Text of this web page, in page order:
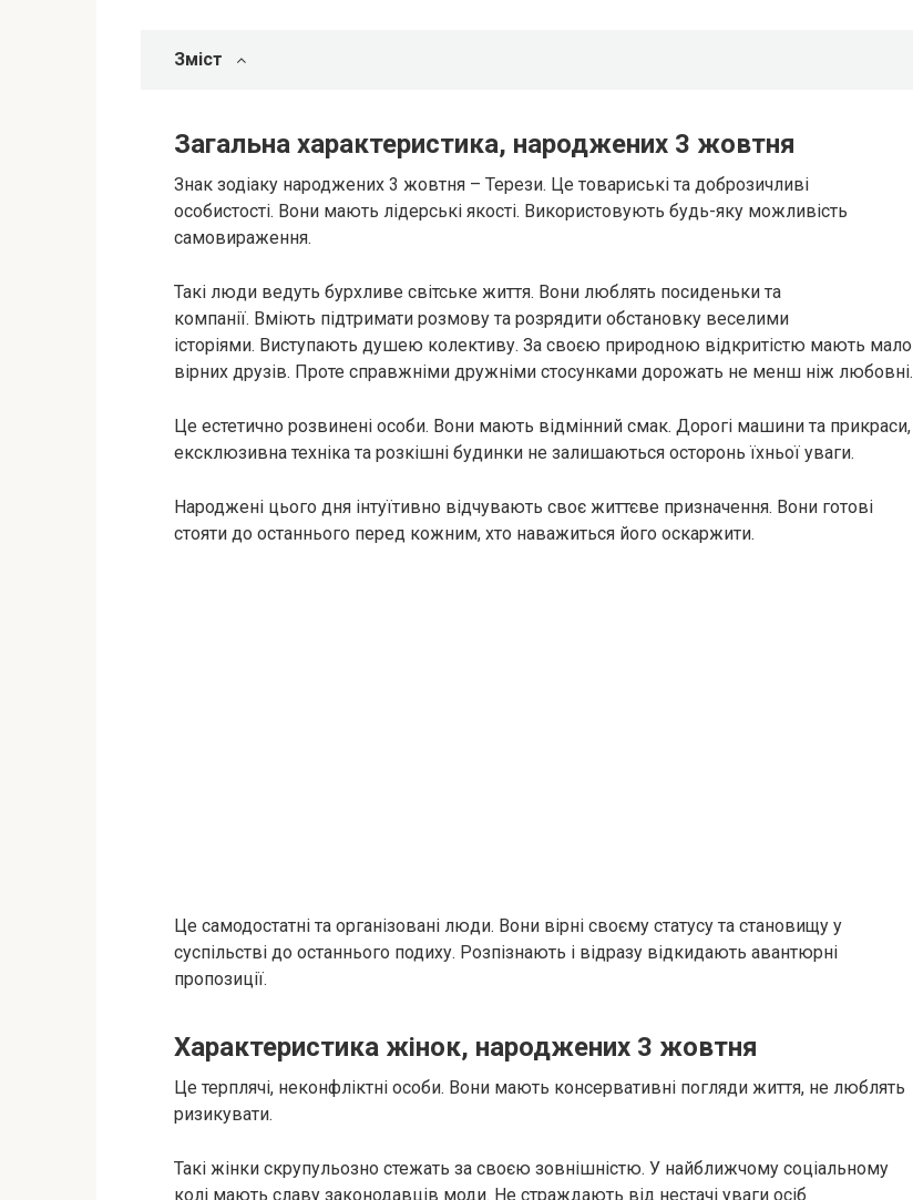
Зміст
Загальна характеристика, народжених 3 жовтня
Знак зодіаку народжених 3 жовтня – Терези. Це товариські та доброзичливі
особистості. Вони мають лідерські якості. Використовують будь-яку можливість
самовираження.
Такі люди ведуть бурхливе світське життя. Вони люблять посиденьки та
компанії. Вміють підтримати розмову та розрядити обстановку веселими
історіями. Виступають душею колективу. За своєю природною відкритістю мають мало
вірних друзів. Проте справжніми дружніми стосунками дорожать не менш ніж любовні.
Це естетично розвинені особи. Вони мають відмінний смак. Дорогі машини та прикраси,
ексклюзивна техніка та розкішні будинки не залишаються осторонь їхньої уваги.
Народжені цього дня інтуїтивно відчувають своє життєве призначення. Вони готові
стояти до останнього перед кожним, хто наважиться його оскаржити.
Це самодостатні та організовані люди. Вони вірні своєму статусу та становищу у
суспільстві до останнього подиху. Розпізнають і відразу відкидають авантюрні
пропозиції.
Характеристика жінок, народжених 3 жовтня
Це терплячі, неконфліктні особи. Вони мають консервативні погляди життя, не люблять
ризикувати.
Такі жінки скрупульозно стежать за своєю зовнішністю. У найближчому соціальному
колі мають славу законодавців моди. Не страждають від нестачі уваги осіб